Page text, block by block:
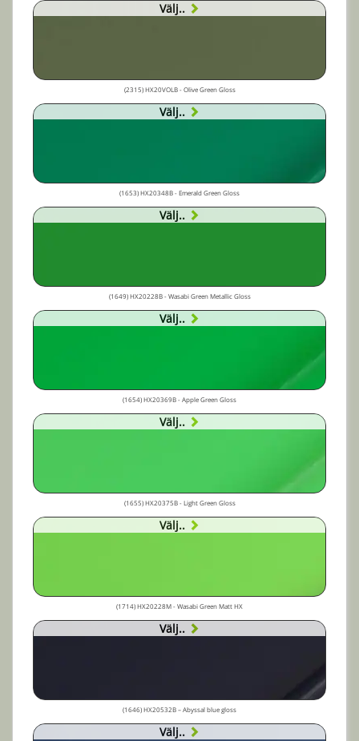
Välj..
(2315) HX20VOLB - Olive Green Gloss
Välj..
(1653) HX20348B - Emerald Green Gloss
Välj..
(1649) HX20228B - Wasabi Green Metallic Gloss
Välj..
(1654) HX20369B - Apple Green Gloss
Välj..
(1655) HX20375B - Light Green Gloss
Välj..
(1714) HX20228M - Wasabi Green Matt HX
Välj..
(1646) HX20532B – Abyssal blue gloss
Välj..